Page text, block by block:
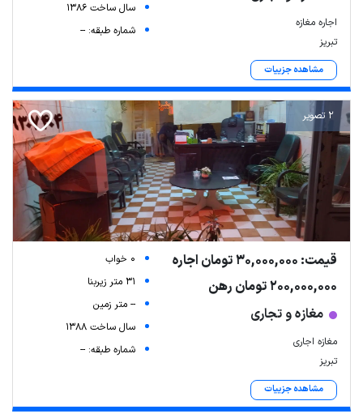
اجاره مغازه
تبریز
مشاهده جزییات
سال ساخت 1386
شماره طبقه: --
2 تصویر
قیمت: 30,000,000 تومان اجاره
200,000,000 تومان رهن
مغازه و تجاری
مغازه اجاری
تبریز
مشاهده جزییات
0 خواب
31 متر زیربنا
-- متر زمین
سال ساخت 1388
شماره طبقه: --